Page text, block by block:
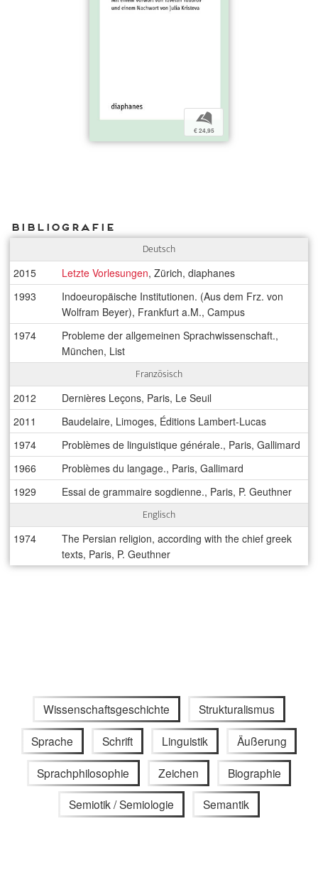
b
€ 24,95
Bibliografie
Deutsch
2015 Letzte Vorlesungen, Zürich, diaphanes
1993
Indoeuropäische Institutionen. (Aus dem Frz. von
Wolfram Beyer), Frankfurt a.M., Campus
1974
Probleme der allgemeinen Sprachwissenschaft.,
München, List
Französisch
2012
Dernières Leçons, Paris, Le Seuil
2011
Baudelaire, Limoges, Éditions Lambert-Lucas
1974
Problèmes de linguistique générale., Paris, Gallimard
1966
Problèmes du langage., Paris, Gallimard
1929
Essai de grammaire sogdienne., Paris, P. Geuthner
Englisch
1974
The Persian religion, according with the chief greek
texts, Paris, P. Geuthner
Wissenschaftsgeschichte Strukturalismus
Sprache Schrift Linguistik Äußerung
Sprachphilosophie Zeichen Biographie
Semiotik / Semiologie Semantik